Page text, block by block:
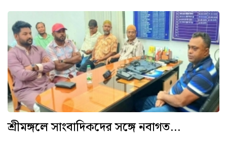
শ্রীমঙ্গলে সাংবাদিকদের সঙ্গে নবাগত...